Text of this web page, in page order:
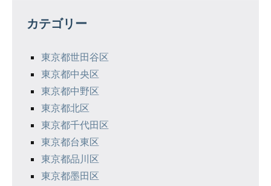
ー
カテゴリー
東京都世田谷区
東京都中央区
東京都中野区
東京都北区
東京都千代田区
東京都台東区
東京都品川区
東京都墨田区